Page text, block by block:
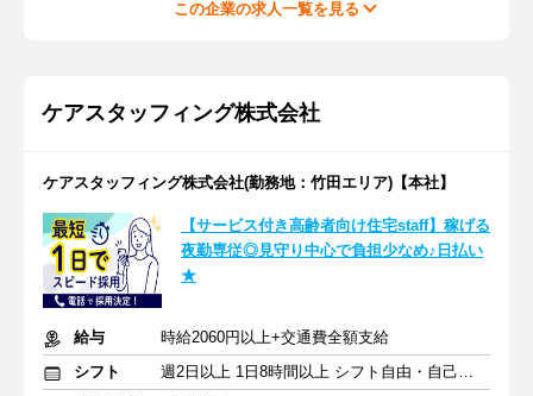
この企業の求人一覧を見る
ケアスタッフィング株式会社
ケアスタッフィング株式会社(勤務地：竹田エリア)【本社】
【サービス付き高齢者向け住宅staff】稼げる
夜勤専従◎見守り中心で負担少なめ♪日払い
★
給与
時給2060円以上+交通費全額支給
シフト
週2日以上 1日8時間以上 シフト自由・自己申告